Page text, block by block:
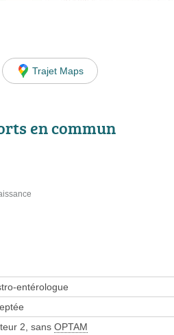
Trajet Maps
en commun
entérologue
2, sans OPTAM